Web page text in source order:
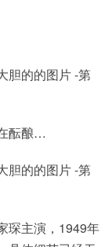
酝酿…
琛主演，1949年